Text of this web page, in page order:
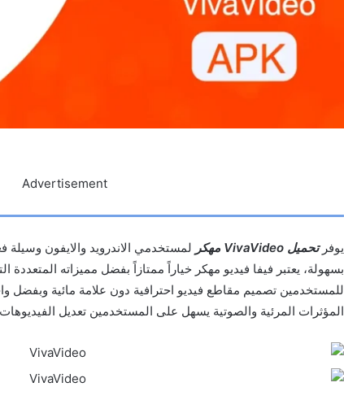
Advertisement
يوفرتحميل VivaVideo مهكر
لمستخدمي الاندرويد والايفون وسيلة
بسهولة، يعتبر فيفا فيديو مهكر خياراً ممتازاً بفضل مميزاته
للمستخدمين تصميم مقاطع فيديو احترافية دون علامة مائية وبفضل
المؤثرات المرئية والصوتية يسهل على المستخدمين تعديل